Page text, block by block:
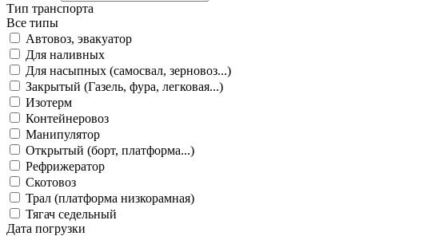
Тип транспорта
Все типы
Автовоз, эвакуатор
Для наливных
Для насыпных (самосвал, зерновоз...)
Закрытый (Газель, фура, легковая...)
Изотерм
Контейнеровоз
Манипулятор
Открытый (борт, платформа...)
Рефрижератор
Скотовоз
Трал (платформа низкорамная)
Тягач седельный
Дата погрузки